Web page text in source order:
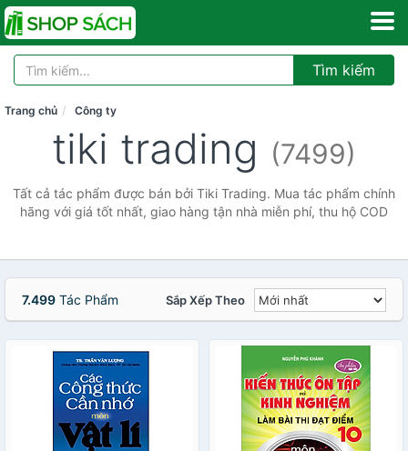
Tìm kiếm
Trang chủ Công ty
tiki trading (7499)
Tất cả tác phẩm được bán bởi Tiki Trading. Mua tác phẩm chính
hãng với giá tốt nhất, giao hàng tận nhà miễn phí, thu hộ COD
7.499 Tác Phẩm Sắp Xếp Theo